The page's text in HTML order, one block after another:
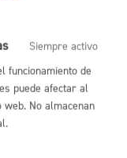
/ San
Siempre activo
funcionamiento de
puede afectar al
No almacenan